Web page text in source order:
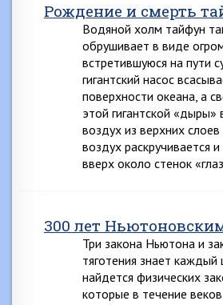
Рождение и смерть
Водяной холм тайфун
обрушивает в виде
встретившуюся на пути
гигантский насос
поверхности океана, а
этой гигантской «дыры»
воздух из верхних
воздух раскручивается
вверх около стенок
300 лет
Три закона Ньютона и
тяготения знает
найдется физических
которые в течение